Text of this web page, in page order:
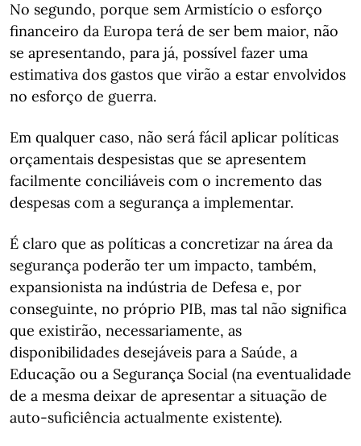
No segundo, porque sem Armistício o esforço
financeiro da Europa terá de ser bem maior, não
se apresentando, para já, possível fazer uma
estimativa dos gastos que virão a estar envolvidos
no esforço de guerra.
Em qualquer caso, não será fácil aplicar políticas
orçamentais despesistas que se apresentem
facilmente conciliáveis com o incremento das
despesas com a segurança a implementar.
É claro que as políticas a concretizar na área da
segurança poderão ter um impacto, também,
expansionista na indústria de Defesa e, por
conseguinte, no próprio PIB, mas tal não significa
que existirão, necessariamente, as
disponibilidades desejáveis para a Saúde, a
Educação ou a Segurança Social (na eventualidade
de a mesma deixar de apresentar a situação de
auto-suficiência actualmente existente).